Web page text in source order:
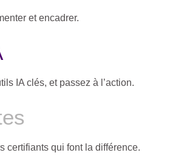
et encadrer.
IA clés, et passez à l’action.
certifiants qui font la différence.